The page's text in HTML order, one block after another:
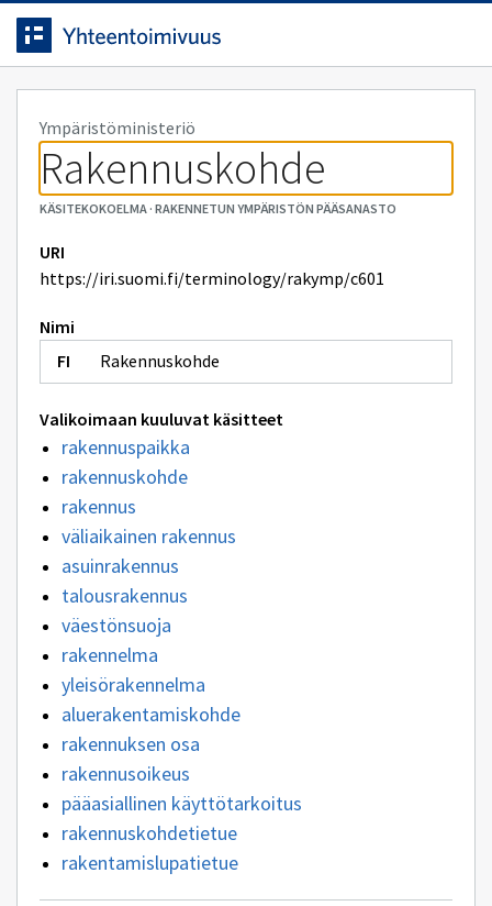
Siirrytty
sivulle
Siirry suoraan sisältöön.
Ympäristöministeriö
Rakennuskohde
KÄSITEKOKOELMA· RAKENNETUN YMPÄRISTÖN PÄÄSANASTO
URI
https://iri.suomi.fi/terminology/rakymp/c601
Nimi
Rakennuskohde
Valikoimaan kuuluvat käsitteet
rakennuspaikka
rakennuskohde
rakennus
väliaikainen rakennus
asuinrakennus
talousrakennus
väestönsuoja
rakennelma
yleisörakennelma
aluerakentamiskohde
rakennuksen osa
rakennusoikeus
pääasiallinen käyttötarkoitus
rakennuskohdetietue
rakentamislupatietue